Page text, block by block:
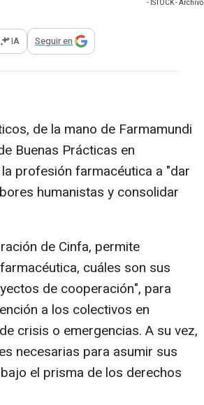
- ISTOCK - Archivo
opciones para compartir
IA Seguir en
de la mano de Farmamundi
Buenas Prácticas en
profesión farmacéutica a "dar
humanistas y consolidar
de Cinfa, permite
cuáles son sus
de cooperación", para
a los colectivos en
crisis o emergencias. A su vez,
necesarias para asumir sus
el prisma de los derechos